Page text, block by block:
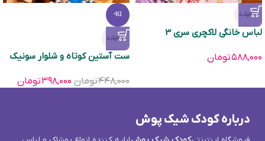
تمام‌شد
لباس خانگی لاکچری سری 3
۵۸۸,۰۰۰تومان
-11%
تمام‌شد
ست آستین کوتاه و شلوار سونیک
۴۴۸,۰۰۰تومان ۳۹۸,۰۰۰تومان
درباره کودک شیک پوش